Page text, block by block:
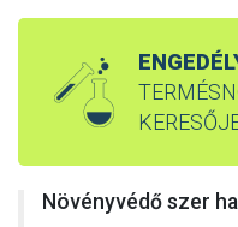
Növényvédő szer